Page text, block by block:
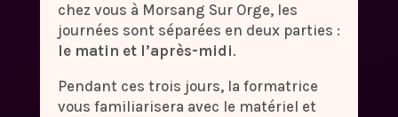
chez vous à Morsang Sur Orge, les
journées sont séparées en deux parties :
le matin et l’après-midi.
Pendant ces trois jours, la formatrice
vous familiarisera avec le matériel et